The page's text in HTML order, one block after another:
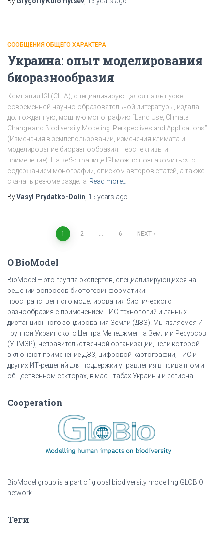
СООБЩЕНИЯ ОБЩЕГО ХАРАКТЕРА
Украина: опыт моделирования
биоразнообразия
Компания IGI (США), специализирующаяся на выпуске
современной научно-образовательной литературы, издала
долгожданную, мощную монографию “Land Use, Climate
Change and Biodiversity Modeling: Perspectives and Applications”
(Изменения в землепользовании, изменения климата и
моделирование биоразнообразия: перспективы и
применение). На веб-странице IGI можно познакомиться с
содержанием монографии, списком авторов статей, а также
скачать резюме раздела Read more…
ByVasyl Prydatko-Dolin 15 years ago
pagination
1 2 … 6 NEXT
О BioModel
BioModel – это группа экспертов, специализирующихся на
решении вопросов биотогеоинформатики:
пространственного моделирования биотического
разнообразия с применением ГИС-технологий и данных
дистанционного зондирования Земли (ДЗЗ). Мы являемся ИТ-
группой Украинского Центра Менеджмента Земли и Ресурсов
(УЦМЗР), неправительственной организации, цели которой
включают применение ДЗЗ, цифровой картографии, ГИС и
других ИТ-решений для поддержки управления в приватном и
общественном секторах, в масштабах Украины и региона.
Cooperation
BioModel group is a part of global biodiversity modelling GLOBIO
network
Теги